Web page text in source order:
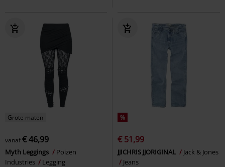
Grote maten
vanaf€ 46,99
Myth Leggings
Poizen
Industries
Legging
%
€ 51,99
JJICHRIS JJORIGINAL
Jack & Jones
Jeans